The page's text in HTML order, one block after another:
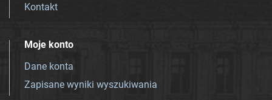
Kontakt
Moje konto
Dane konta
Zapisane wyniki wyszukiwania